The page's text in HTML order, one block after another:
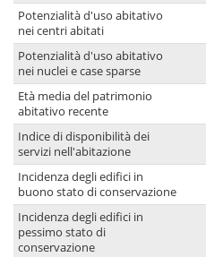
Potenzialità d'uso abitativo
nei centri abitati
Potenzialità d'uso abitativo
nei nuclei e case sparse
Età media del patrimonio
abitativo recente
Indice di disponibilità dei
servizi nell'abitazione
Incidenza degli edifici in
buono stato di conservazione
Incidenza degli edifici in
pessimo stato di
conservazione